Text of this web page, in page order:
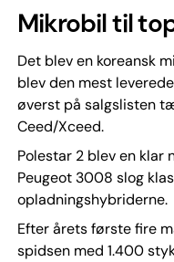
Mikrobil til
Det blev en koreansk
blev den mest
øverst på salgslisten
Ceed/Xceed.
Polestar 2 blev en klar
Peugeot 3008 slog
opladningshybriderne.
Efter årets første fire
spidsen med 1.400